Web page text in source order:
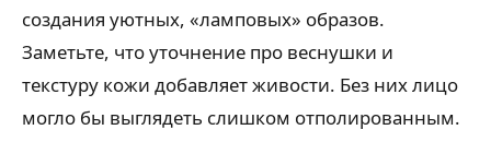
создания уютных, «ламповых» образов.
Заметьте, что уточнение про веснушки и
текстуру кожи добавляет живости. Без них лицо
могло бы выглядеть слишком отполированным.